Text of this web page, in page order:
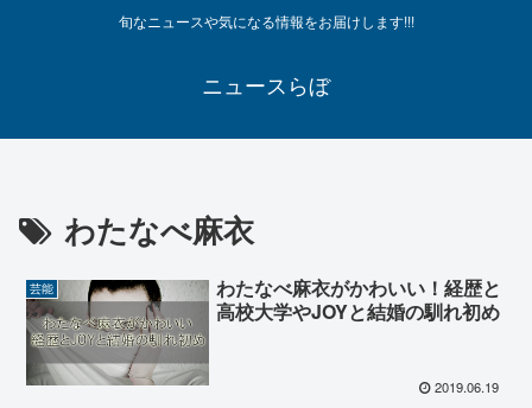
旬なニュースや気になる情報をお届けします!!!
ニュースらぼ
わたなべ麻衣
芸能
わたなべ麻衣がかわいい！経歴と
高校大学やJOYと結婚の馴れ初め
2019.06.19